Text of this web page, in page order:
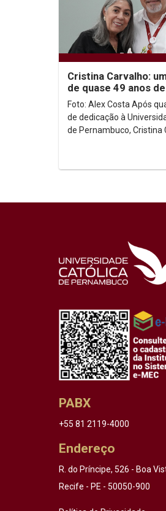
Cristina Carvalho:
de quase 49 anos de
dedicação à Unicap
Foto: Alex Costa Após quase 49 anos
de dedicação à
de Pernambuco, Cristina
PABX
+55 81 2119-4000
Endereço
R. do Príncipe, 526 - Boa
Recife - PE - 50050-900